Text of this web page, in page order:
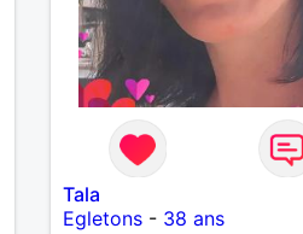
Tala
Egletons- 38 ans